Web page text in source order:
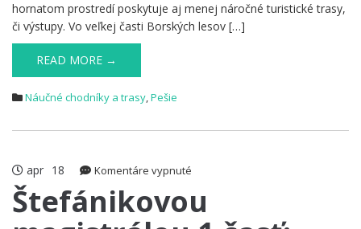
hornatom prostredí poskytuje aj menej náročné turistické trasy,
či výstupy. Vo veľkej časti Borských lesov […]
READ MORE →
Náučné chodníky a trasy,Pešie
apr 18 Komentáre vypnuté
magistrálou
1.časť:
Štefánikovou